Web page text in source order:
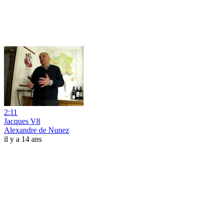
2:11
Jacques V8
Alexandre de Nunez
il y a 14 ans